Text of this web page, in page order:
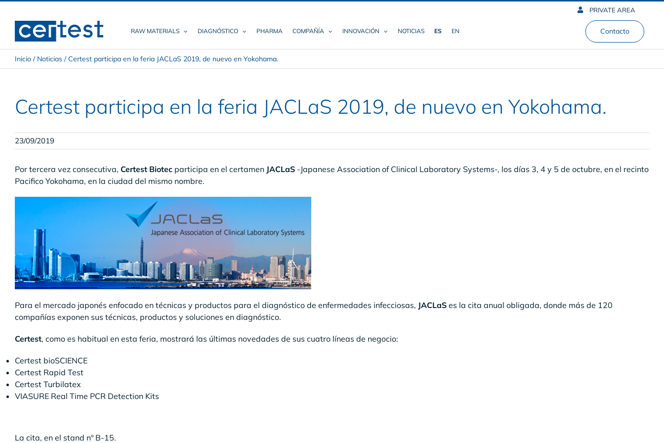
content
PRIVATE AREA
RAW MATERIALS DIAGNÓSTICO PHARMA COMPAÑÍA INNOVACIÓN NOTICIAS ES EN Contacto
Inicio/ Noticias/Certest participa en la feria JACLaS 2019, de nuevo en Yokohama.
Certest participa en la feria JACLaS 2019, de nuevo en Yokohama.
23/09/2019
Por tercera vez consecutiva, Certest Biotec participa en el certamen JACLaS -Japanese Association of Clinical Laboratory Systems-, los días 3, 4 y 5 de octubre, en el recinto
Pacifico Yokohama, en la ciudad del mismo nombre.
Para el mercado japonés enfocado en técnicas y productos para el diagnóstico de enfermedades infecciosas, JACLaS es la cita anual obligada, donde más de 120
compañías exponen sus técnicas, productos y soluciones en diagnóstico.
Certest, como es habitual en esta feria, mostrará las últimas novedades de sus cuatro líneas de negocio:
Certest bioSCIENCE
Certest Rapid Test
Certest Turbilatex
VIASURE Real Time PCR Detection Kits
La cita, en el stand nº B-15.